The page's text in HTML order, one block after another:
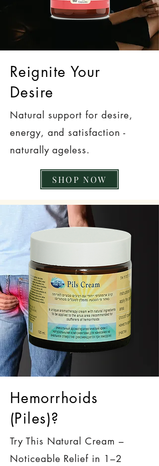
Reignite Your
Desire
Natural support for desire,
energy, and satisfaction -
naturally ageless.
SHOP NOW
Hemorrhoids
(Piles)?
Try This Natural Cream –
Noticeable Relief in 1–2